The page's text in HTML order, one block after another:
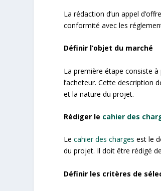
La rédaction d’un appel
conformité avec les
Définir l’objet du marché
La première étape consiste à
l’acheteur. Cette description
et la nature du projet.
Rédiger le cahier des
Lecahier des charges est le
du projet. Il doit être rédigé
Définir les critères de